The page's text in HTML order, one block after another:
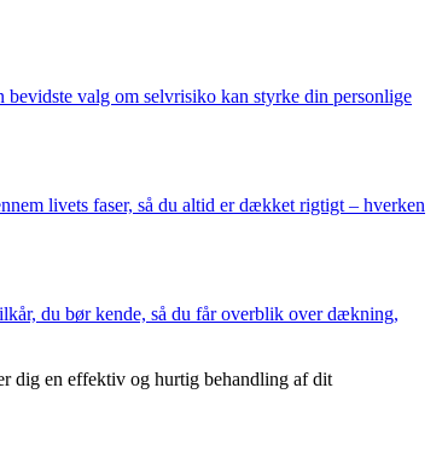
valg om selvrisiko kan styrke din personlige
livets faser, så du altid er dækket rigtigt – hverken
du bør kende, så du får overblik over dækning,
dig en effektiv og hurtig behandling af dit